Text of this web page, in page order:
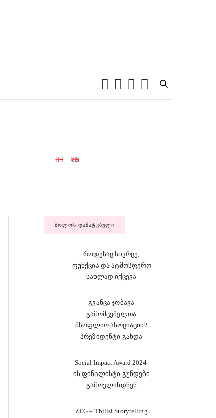
ᲑᲝᲚᲝᲡ ᲓᲐᲛᲐᲢᲔᲑᲣᲚᲘ
როდესაც სივრცე,
ფუნქცია და ატმოსფერო
სახლად იქცევა
გვანცა ჯობავა
გამომცემელთა
მსოფლიო ასოციაციის
პრეზიდენტი გახდა
Social Impact Award 2024-
ის ფინალისტი გუნდები
გამოვლინდნენ
ZEG – Tbilisi Storytelling